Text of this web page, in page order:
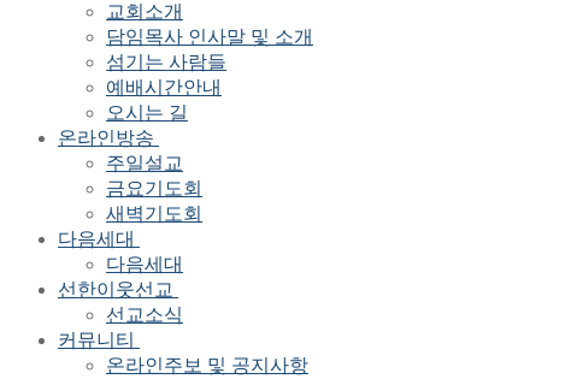
교회소개
담임목사 인사말 및 소개
섬기는 사람들
예배시간안내
오시는 길
온라인방송
주일설교
금요기도회
새벽기도회
다음세대
다음세대
선한이웃선교
선교소식
커뮤니티
온라인주보 및 공지사항